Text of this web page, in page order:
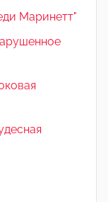
Маринетт"